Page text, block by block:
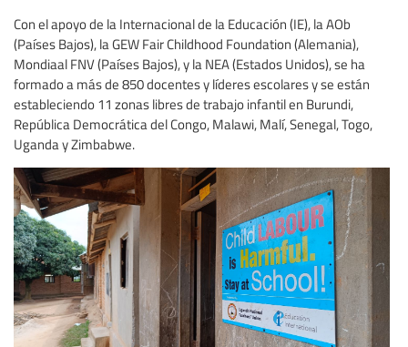
Con el apoyo de la Internacional de la Educación (IE), la AOb
(Países Bajos), la GEW Fair Childhood Foundation (Alemania),
Mondiaal FNV (Países Bajos), y la NEA (Estados Unidos), se ha
formado a más de 850 docentes y líderes escolares y se están
estableciendo 11 zonas libres de trabajo infantil en Burundi,
República Democrática del Congo, Malawi, Malí, Senegal, Togo,
Uganda y Zimbabwe.